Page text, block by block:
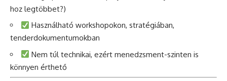
hoz legtöbbet?)
Használható workshopokon, stratégiában,
tenderdokumentumokban
Nem túl technikai, ezért menedzsment-szinten is
könnyen érthető